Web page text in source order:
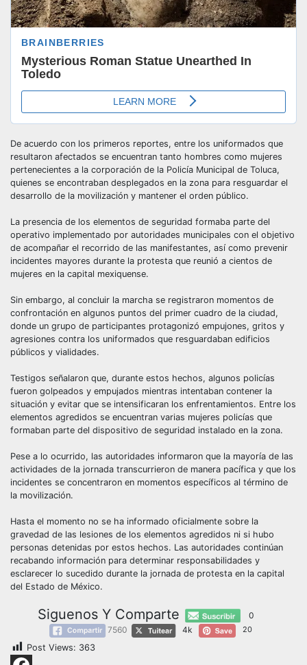
De acuerdo con los primeros reportes, entre los uniformados que
resultaron afectados se encuentran tanto hombres como mujeres
pertenecientes a la corporación de la Policía Municipal de Toluca,
quienes se encontraban desplegados en la zona para resguardar el
desarrollo de la movilización y mantener el orden público.
La presencia de los elementos de seguridad formaba parte del
operativo implementado por autoridades municipales con el objetivo
de acompañar el recorrido de las manifestantes, así como prevenir
incidentes mayores durante la protesta que reunió a cientos de
mujeres en la capital mexiquense.
Sin embargo, al concluir la marcha se registraron momentos de
confrontación en algunos puntos del primer cuadro de la ciudad,
donde un grupo de participantes protagonizó empujones, gritos y
agresiones contra los uniformados que resguardaban edificios
públicos y vialidades.
Testigos señalaron que, durante estos hechos, algunos policías
fueron golpeados y empujados mientras intentaban contener la
situación y evitar que se intensificaran los enfrentamientos. Entre los
elementos agredidos se encuentran varias mujeres policías que
formaban parte del dispositivo de seguridad instalado en la zona.
Pese a lo ocurrido, las autoridades informaron que la mayoría de las
actividades de la jornada transcurrieron de manera pacífica y que los
incidentes se concentraron en momentos específicos al término de
la movilización.
Hasta el momento no se ha informado oficialmente sobre la
gravedad de las lesiones de los elementos agredidos ni si hubo
personas detenidas por estos hechos. Las autoridades continúan
recabando información para determinar responsabilidades y
esclarecer lo sucedido durante la jornada de protesta en la capital
del Estado de México.
Siguenos Y Comparte
0
7560
4k 20
Post Views: 363